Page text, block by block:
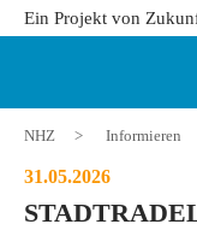
Ein Projekt von
NHZ > Informieren
31.05.2026